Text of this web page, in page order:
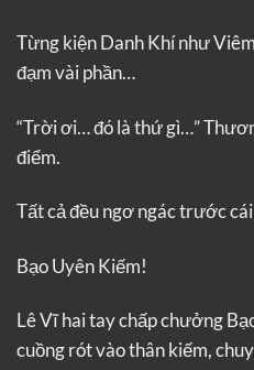
Từng kiện Danh Khí như
đạm vài phần…
“Trời ơi… đó là thứ gì…”
điểm.
Tất cả đều ngơ ngác trước
Bạo Uyên Kiếm!
Lê Vĩ hai tay chấp chưởng
cuồng rót vào thân kiếm,